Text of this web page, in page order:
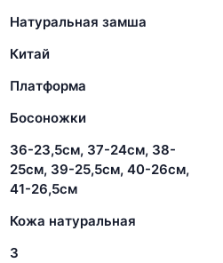
Натуральная замша
Китай
Платформа
Босоножки
36-23,5см, 37-24см, 38-
25см, 39-25,5см, 40-26см,
41-26,5см
Кожа натуральная
3